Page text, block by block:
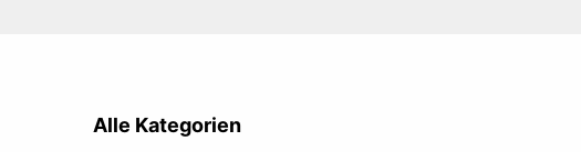
Alle Kategorien